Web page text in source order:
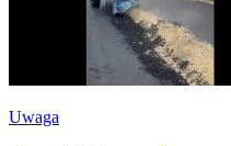
Uwaga